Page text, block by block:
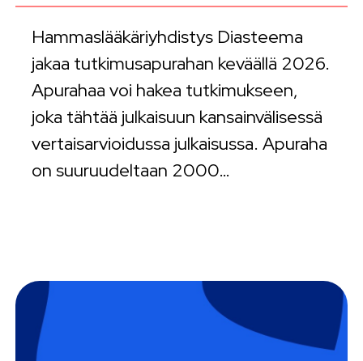
Hammaslääkäriyhdistys Diasteema
jakaa tutkimusapurahan keväällä 2026.
Apurahaa voi hakea tutkimukseen,
joka tähtää julkaisuun kansainvälisessä
vertaisarvioidussa julkaisussa. Apuraha
on suuruudeltaan 2000…